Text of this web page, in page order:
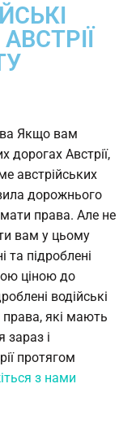
Якщо вам
дорогах Австрії,
австрійських
дорожнього
права. Але не
вам у цьому
підроблені
ціною до
водійські
права, які мають
зараз і
протягом
з нами